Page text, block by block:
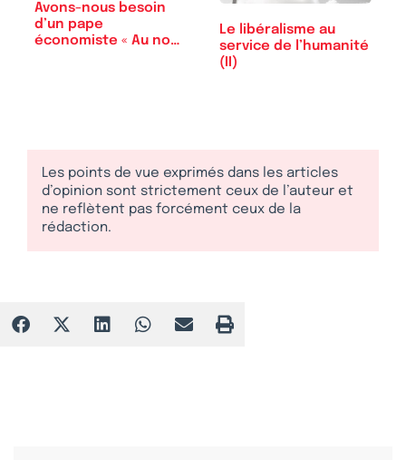
Avons-nous besoin
d’un pape
économiste « Au nom
Le libéralisme au
service de l’humanité
(II)
Les points de vue exprimés dans les articles
d’opinion sont strictement ceux de l’auteur et
ne reflètent pas forcément ceux de la
rédaction.